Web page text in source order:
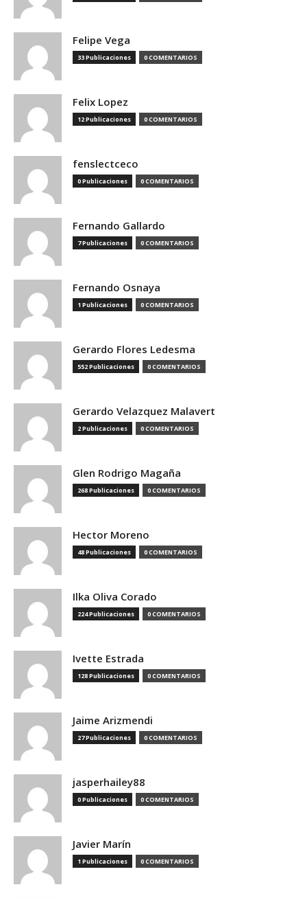
Felipe Vega
33 Publicaciones 0 COMENTARIOS
Felix Lopez
12 Publicaciones 0 COMENTARIOS
fenslectceco
0 Publicaciones 0 COMENTARIOS
Fernando Gallardo
7 Publicaciones 0 COMENTARIOS
Fernando Osnaya
1 Publicaciones 0 COMENTARIOS
Gerardo Flores Ledesma
552 Publicaciones 0 COMENTARIOS
Gerardo Velazquez Malavert
2 Publicaciones 0 COMENTARIOS
Glen Rodrigo Magaña
268 Publicaciones 0 COMENTARIOS
Hector Moreno
48 Publicaciones 0 COMENTARIOS
Ilka Oliva Corado
224 Publicaciones 0 COMENTARIOS
Ivette Estrada
128 Publicaciones 0 COMENTARIOS
Jaime Arizmendi
27 Publicaciones 0 COMENTARIOS
jasperhailey88
0 Publicaciones 0 COMENTARIOS
Javier Marín
1 Publicaciones 0 COMENTARIOS